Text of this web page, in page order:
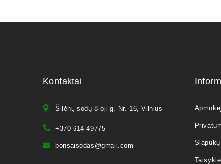
Kontaktai
Šilėnų sodų 8-oji g. Nr. 16, Vilnius
+370 614 49775
bonsaisodas@gmail.com